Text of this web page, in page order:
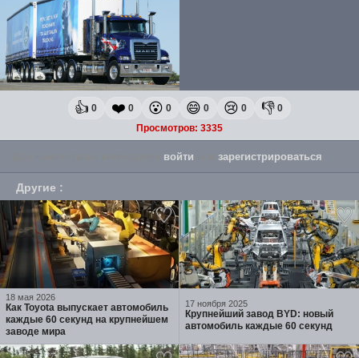
👍 0 ❤️ 0 😮 0 😄 0 😢 0 👎 0
Просмотров: 3335
войти зарегистрироваться
Другие :
18 мая 2026
Как Toyota выпускает автомобиль
каждые 60 секунд на крупнейшем
заводе мира
17 ноября 2025
Крупнейший завод BYD: новый
автомобиль каждые 60 секунд